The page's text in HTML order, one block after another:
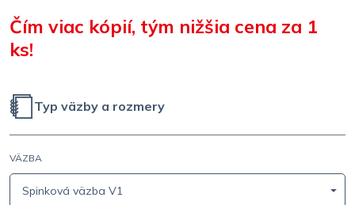
Čím viac kópií, tým nižšia cena za 1
ks!
Typ väzby a rozmery
VÄZBA
Spinková väzba V1